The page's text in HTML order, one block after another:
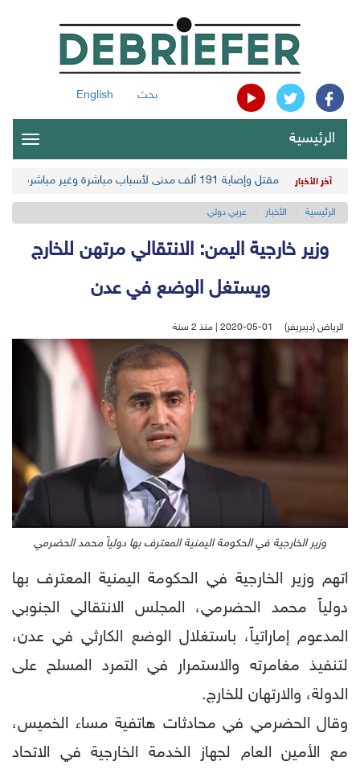
بحث English
الرئيسية
آخر الأخبار مقتل وإصابة 191 ألف مدني لأسباب مباشرة وغير مباشرة في أحدث حصيلة حوثية
الرئيسية الأخبار عربي دولي
وزير خارجية اليمن: الانتقالي مرتهن للخارج
ويستغل الوضع في عدن
الرياض (ديبريفر) 2020-05-01 | منذ 2 سنة
وزير الخارجية في الحكومة اليمنية المعترف بها دولياً محمد الحضرمي
اتهم وزير الخارجية في الحكومة اليمنية المعترف بها
دولياً محمد الحضرمي، المجلس الانتقالي الجنوبي
المدعوم إماراتياً، باستغلال الوضع الكارثي في عدن،
لتنفيذ مغامرته والاستمرار في التمرد المسلح على
الدولة، والارتهان للخارج.
وقال الحضرمي في محادثات هاتفية مساء الخميس،
مع الأمين العام لجهاز الخدمة الخارجية في الاتحاد